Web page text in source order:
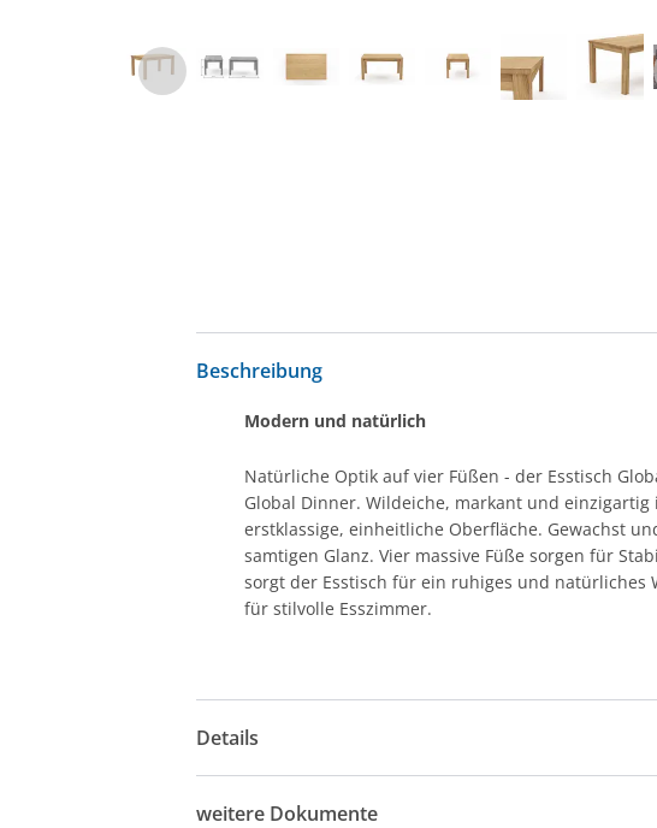
Beschreibung
Modern und natürlich
Natürliche Optik auf vier Füßen - der Esstisch
Global Dinner. Wildeiche, markant und
erstklassige, einheitliche Oberfläche. Gewachst
samtigen Glanz. Vier massive Füße sorgen für
sorgt der Esstisch für ein ruhiges und natürliches
für stilvolle Esszimmer.
Details
weitere Dokumente